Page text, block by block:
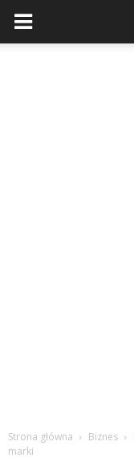
Strona główna Biznes
marki